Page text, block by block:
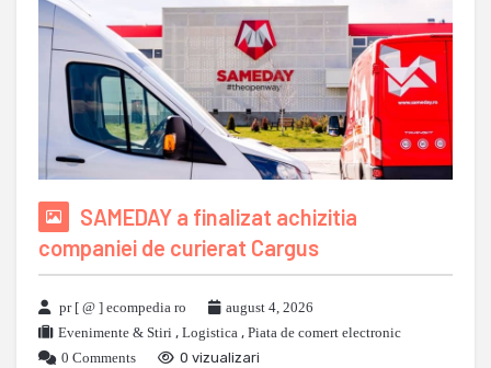
SAMEDAY a finalizat achizitia
companiei de curierat Cargus
pr [ @ ] ecompedia ro
august 4, 2026
Evenimente & Stiri , Logistica , Piata de comert electronic
0 Comments
0 vizualizari